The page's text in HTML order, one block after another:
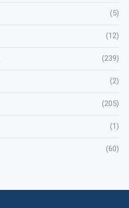
(5)
(12)
(239)
(2)
(205)
(1)
(60)